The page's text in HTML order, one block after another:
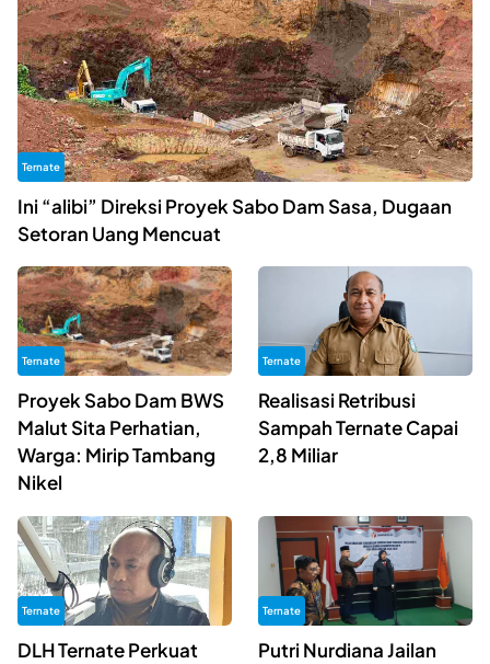
Ternate
Ini “alibi” Direksi Proyek Sabo Dam Sasa, Dugaan
Setoran Uang Mencuat
Ternate
Proyek Sabo Dam BWS
Malut Sita Perhatian,
Warga: Mirip Tambang
Nikel
Ternate
Realisasi Retribusi
Sampah Ternate Capai
2,8 Miliar
Ternate
DLH Ternate Perkuat
Ternate
Putri Nurdiana Jailan